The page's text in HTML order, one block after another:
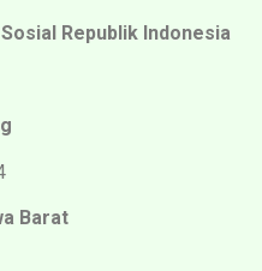
Republik Indonesia
Barat